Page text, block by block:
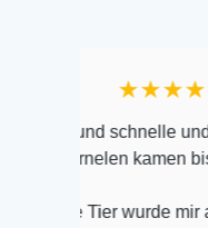
★★★★★
schnelle und
kamen bis
Tier wurde mir am